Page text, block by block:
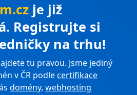
je již
Registrujte si
na trhu!
tu pravou. Jsme jediný
v ČR podlecertifikace
domény,webhosting